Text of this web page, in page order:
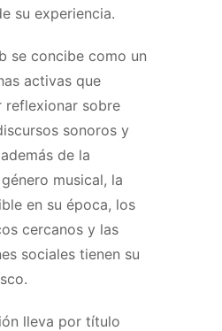
su experiencia.
se concibe como un
activas que
reflexionar sobre
sonoros y
de la
musical, la
en su época, los
cercanos y las
sociales tienen su
lleva por título